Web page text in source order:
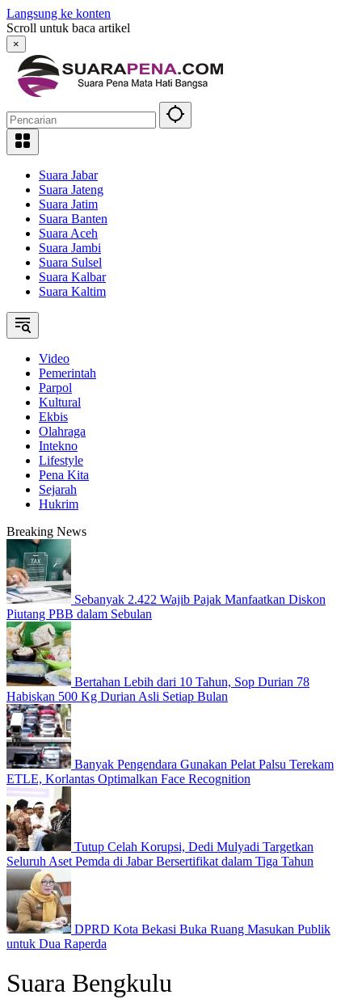
Langsung ke konten
Scroll untuk baca artikel
×
Suara Jabar
Suara Jateng
Suara Jatim
Suara Banten
Suara Aceh
Suara Jambi
Suara Sulsel
Suara Kalbar
Suara Kaltim
Video
Pemerintah
Parpol
Kultural
Ekbis
Olahraga
Intekno
Lifestyle
Pena Kita
Sejarah
Hukrim
Breaking News
Sebanyak 2.422 Wajib Pajak Manfaatkan Diskon
Piutang PBB dalam Sebulan
Bertahan Lebih dari 10 Tahun, Sop Durian 78
Habiskan 500 Kg Durian Asli Setiap Bulan
Banyak Pengendara Gunakan Pelat Palsu Terekam
ETLE, Korlantas Optimalkan Face Recognition
Tutup Celah Korupsi, Dedi Mulyadi Targetkan
Seluruh Aset Pemda di Jabar Bersertifikat dalam Tiga Tahun
DPRD Kota Bekasi Buka Ruang Masukan Publik
untuk Dua Raperda
Suara Bengkulu